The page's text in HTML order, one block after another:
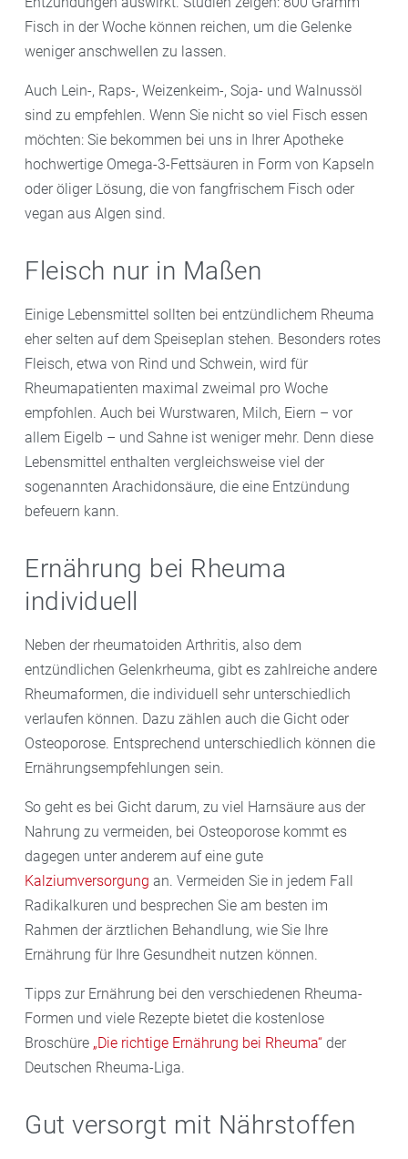
Fisch in der Woche können reichen, um die Gelenke
weniger anschwellen zu lassen.
Auch Lein-, Raps-, Weizenkeim-, Soja- und Walnussöl
sind zu empfehlen. Wenn Sie nicht so viel Fisch essen
möchten: Sie bekommen bei uns in Ihrer Apotheke
hochwertige Omega-3-Fettsäuren in Form von Kapseln
oder öliger Lösung, die von fangfrischem Fisch oder
vegan aus Algen sind.
Fleisch nur in Maßen
Einige Lebensmittel sollten bei entzündlichem Rheuma
eher selten auf dem Speiseplan stehen. Besonders rotes
Fleisch, etwa von Rind und Schwein, wird für
Rheumapatienten maximal zweimal pro Woche
empfohlen. Auch bei Wurstwaren, Milch, Eiern – vor
allem Eigelb – und Sahne ist weniger mehr. Denn diese
Lebensmittel enthalten vergleichsweise viel der
sogenannten Arachidonsäure, die eine Entzündung
befeuern kann.
Ernährung bei Rheuma
individuell
Neben der rheumatoiden Arthritis, also dem
entzündlichen Gelenkrheuma, gibt es zahlreiche andere
Rheumaformen, die individuell sehr unterschiedlich
verlaufen können. Dazu zählen auch die Gicht oder
Osteoporose. Entsprechend unterschiedlich können die
Ernährungsempfehlungen sein.
So geht es bei Gicht darum, zu viel Harnsäure aus der
Nahrung zu vermeiden, bei Osteoporose kommt es
dagegen unter anderem auf eine gute
Kalziumversorgung an. Vermeiden Sie in jedem Fall
Radikalkuren und besprechen Sie am besten im
Rahmen der ärztlichen Behandlung, wie Sie Ihre
Ernährung für Ihre Gesundheit nutzen können.
Tipps zur Ernährung bei den verschiedenen Rheuma-
Formen und viele Rezepte bietet die kostenlose
Broschüre „Die richtige Ernährung bei Rheuma“ der
Deutschen Rheuma-Liga.
Gut versorgt mit Nährstoffen